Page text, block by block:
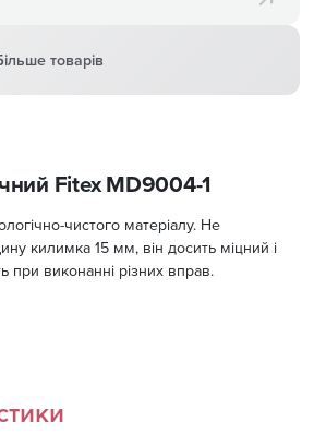
товарів
Fitex MD9004-1
чистого матеріалу. Не
килимка 15 мм, він досить міцний і
при виконанні різних вправ.